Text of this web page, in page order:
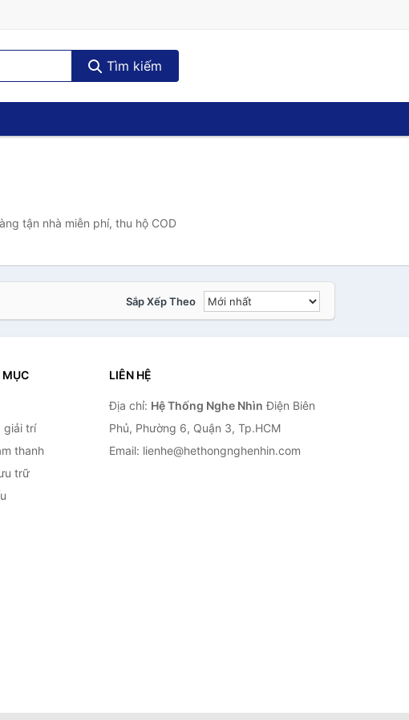
Tìm kiếm
tận nhà miễn phí, thu hộ COD
Sắp Xếp Theo
MỤC
giải trí
thanh
trữ
LIÊN HỆ
Địa chỉ: Hệ Thống Nghe Nhìn Điện Biên
Phủ, Phường 6, Quận 3, Tp.HCM
Email: lienhe@hethongnghenhin.com